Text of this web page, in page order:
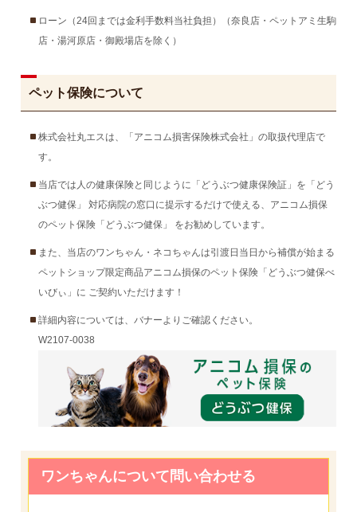
ローン（24回までは金利手数料当社負担）（奈良店・ペットアミ生駒
店・湯河原店・御殿場店を除く）
ペット保険について
株式会社丸エスは、「アニコム損害保険株式会社」の取扱代理店で
す。
当店では人の健康保険と同じように「どうぶつ健康保険証」を「どう
ぶつ健保」 対応病院の窓口に提示するだけで使える、アニコム損保
のペット保険「どうぶつ健保」 をお勧めしています。
また、当店のワンちゃん・ネコちゃんは引渡日当日から補償が始まる
ペットショップ限定商品アニコム損保のペット保険「どうぶつ健保べ
いびぃ」に ご契約いただけます！
詳細内容については、バナーよりご確認ください。
W2107-0038
ワンちゃんについて問い合わせる